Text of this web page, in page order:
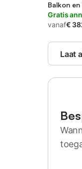
Balkon en
Gratis
vanaf€
Laat